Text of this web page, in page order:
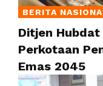
BERITA
Ditjen
Perkotaan
Emas 2045